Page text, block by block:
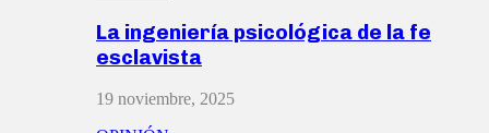
La ingeniería psicológica de la fe
esclavista
19 noviembre, 2025